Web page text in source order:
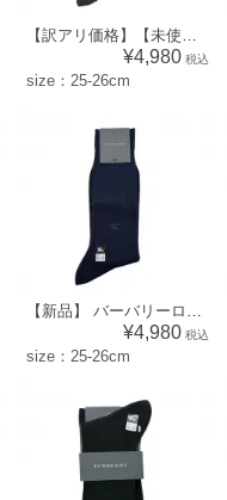
【訳アリ価格】【未使用品】 バーバリーロンドン BURBERRY LONDON メンズ 靴下 ソックス （アーガイル×ワンポイント柄）ダークグレー系 [size:25-26cm] 56887
¥4,980 税込
size：25-26cm
【新品】 バーバリーロンドン BURBERRY LONDON メンズ 靴下 ソックス （リブ×ワンポイント柄）ネイビー系 [size:25-26cm] 33938
¥4,980 税込
size：25-26cm